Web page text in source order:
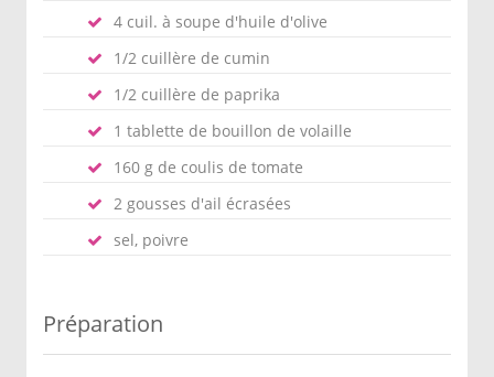
4 cuil. à soupe d'huile d'olive
1/2 cuillère de cumin
1/2 cuillère de paprika
1 tablette de bouillon de volaille
160 g de coulis de tomate
2 gousses d'ail écrasées
sel, poivre
Préparation